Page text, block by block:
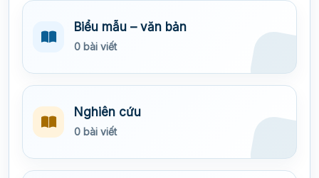
Biểu mẫu – văn bản
0 bài viết
Nghiên cứu
0 bài viết